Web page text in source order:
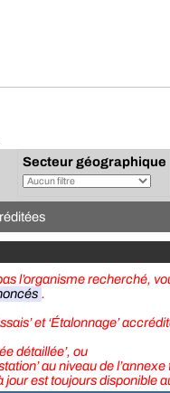
Secteur géographique
l’organisme recherché,
.
et ‘Étalonnage’
détaillée’, ou
au niveau de
jour est toujours disponible